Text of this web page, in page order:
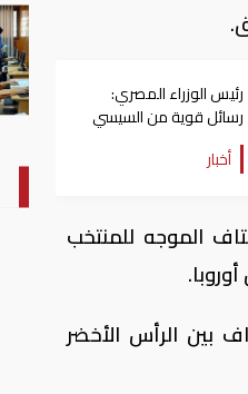
رئيس الوزراء المصري:
رسائل قوية من السيسي
خلال قمة مجموعة السبع
أخبار
الموجه للمنتخب
بين الرأس الأخضر